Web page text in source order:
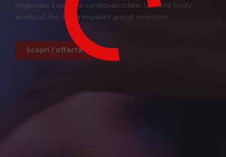
migliorare il sistema cardiovascolare. Un total body
workout che saprà regalarti grandi emozioni.
Scopri l'offerta